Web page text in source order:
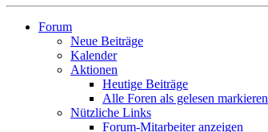
Forum
Neue Beiträge
Kalender
Aktionen
Heutige Beiträge
Alle Foren als gelesen markieren
Nützliche Links
Forum-Mitarbeiter anzeigen